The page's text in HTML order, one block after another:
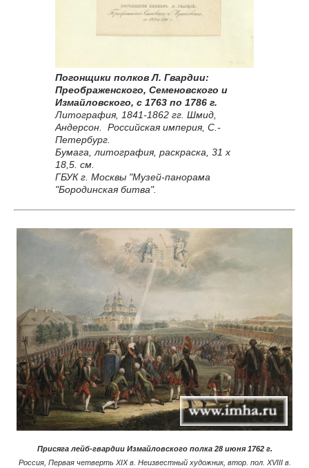
Погонщики полков Л. Гвардии:
Преображенского, Семеновского и
Измайловского, с 1763 по 1786 г.
Литография, 1841-1862 гг. Шмид,
Андерсон. Российская империя, С.-
Петербург.
Бумага, литография, раcкраска, 31 x
18,5. см.
ГБУК г. Москвы "Музей-панорама
"Бородинская битва".
Присяга лейб-гвардии Измайловского полка 28 июня 1762 г.
Россия, Первая четверть XIX в. Неизвестный художник, втор. пол. XVIII в.